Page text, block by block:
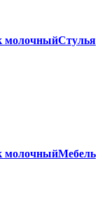
Стулья
Мебель